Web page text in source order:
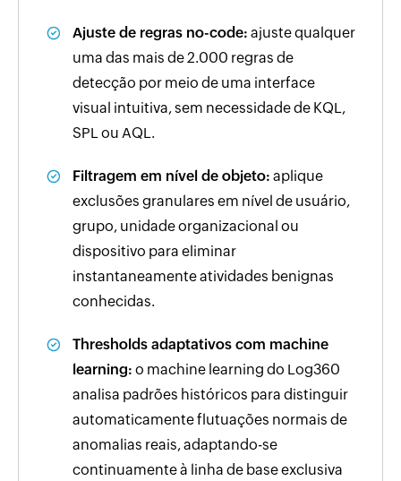
Ajuste de regras no-code: ajuste qualquer
uma das mais de 2.000 regras de
detecção por meio de uma interface
visual intuitiva, sem necessidade de KQL,
SPL ou AQL.
Filtragem em nível de objeto: aplique
exclusões granulares em nível de usuário,
grupo, unidade organizacional ou
dispositivo para eliminar
instantaneamente atividades benignas
conhecidas.
Thresholds adaptativos com machine
learning: o machine learning do Log360
analisa padrões históricos para distinguir
automaticamente flutuações normais de
anomalias reais, adaptando-se
continuamente à linha de base exclusiva